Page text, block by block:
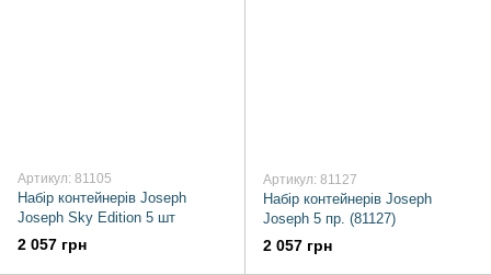
Артикул: 81105
Набір контейнерів Joseph
Joseph Sky Edition 5 шт
2 057 грн
Артикул: 81127
Набір контейнерів Joseph
Joseph 5 пр. (81127)
2 057 грн